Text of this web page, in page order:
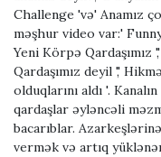
Challenge 'və' Anamız
məşhur video var:'
Yeni Körpə Qardaşımız
Qardaşımız deyil ','
olduqlarını aldı '.
qardaşlar əyləncəli
bacarıblar.
vermək və artıq